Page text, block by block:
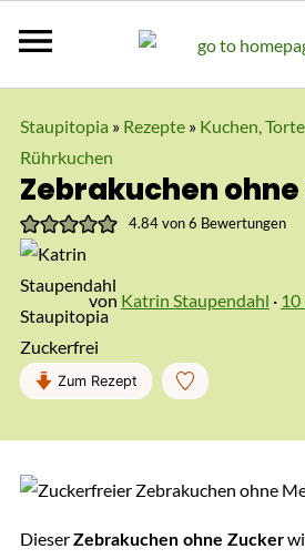
Staupitopia » Rezepte» Kuchen,
Rührkuchen
Zebrakuchen
4.84von6 Bewertungen
von Katrin Staupendahl ·
Zum Rezept
DieserZebrakuchen ohne Zucker